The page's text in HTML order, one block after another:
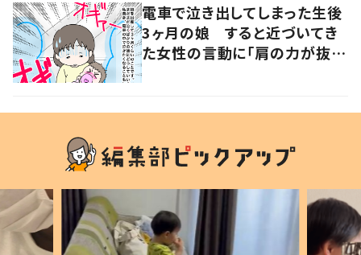
電車で泣き出してしまった生後
3ヶ月の娘 すると近づいてき
た女性の言動に「肩の力が抜け